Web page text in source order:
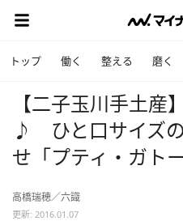
トップ 働く 整える 磨く
【二子玉川手土産
♪ ひと口サイズ
せ「プティ・ガト
高橋瑞穂／六識
更新: 2016.01.07